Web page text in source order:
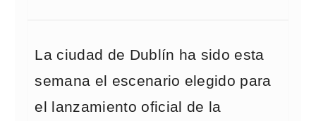
La ciudad de Dublín ha sido esta
semana el escenario elegido para
el lanzamiento oficial de la